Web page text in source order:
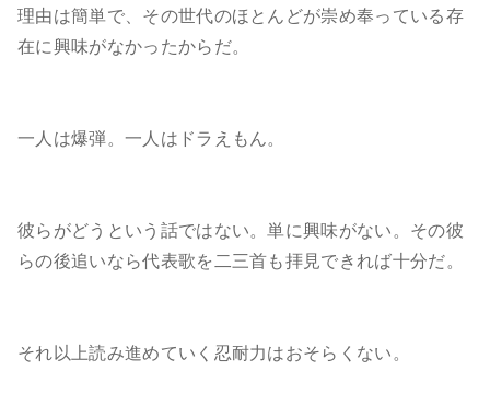
理由は簡単で、その世代のほとんどが崇め奉っている存
在に興味がなかったからだ。
一人は爆弾。一人はドラえもん。
彼らがどうという話ではない。単に興味がない。その彼
らの後追いなら代表歌を二三首も拝見できれば十分だ。
それ以上読み進めていく忍耐力はおそらくない。